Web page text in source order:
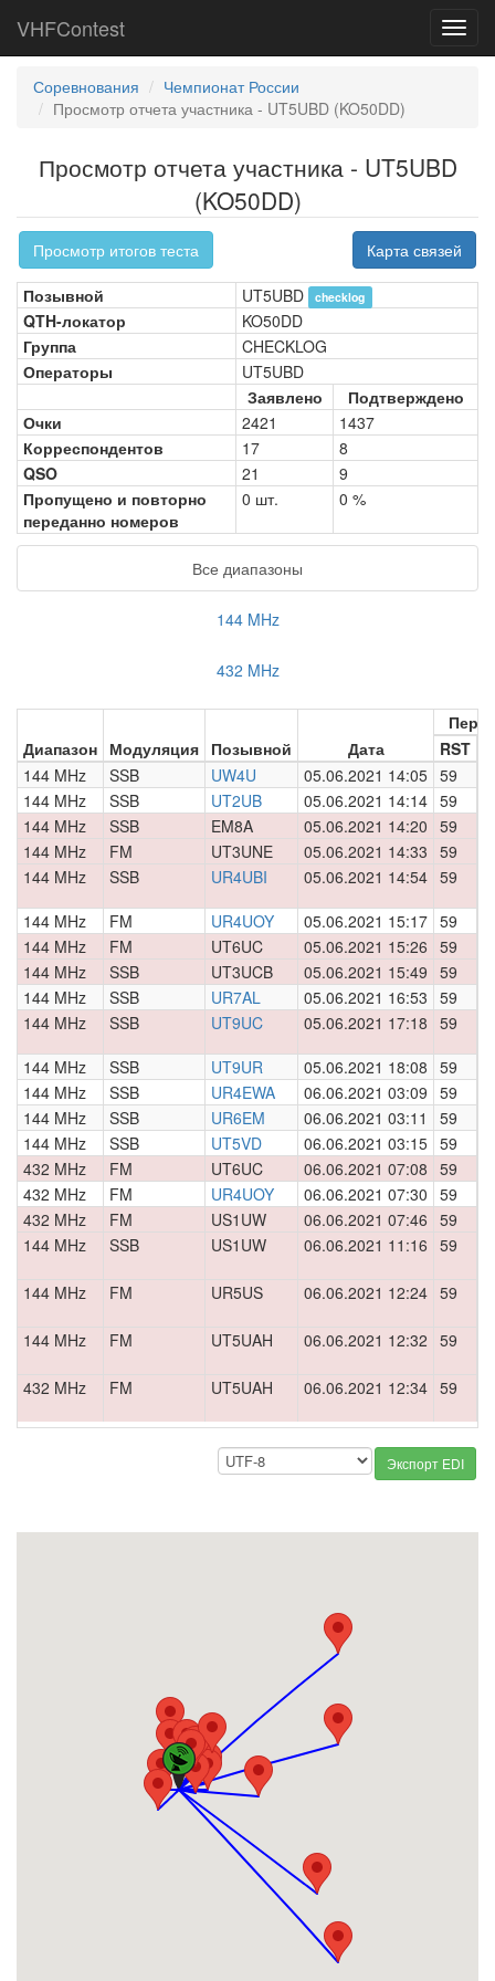
VHFContest
Соревнования
Чемпионат России
Просмотр отчета участника - UT5UBD (KO50DD)
Просмотр отчета участника - UT5UBD
(KO50DD)
Просмотр итогов теста Карта связей
Позывной UT5UBD checklog
QTH-локатор
KO50DD
Группа
CHECKLOG
Операторы
UT5UBD
Заявлено
Подтверждено
Очки
2421
1437
Корреспондентов
17
8
QSO
21
9
Пропущено и повторно
переданно номеров
0 шт. 0 %
Все диапазоны
144 MHz
432 MHz
Диапазон Модуляция Позывной Дата
RST
144 MHz
SSB UW4U 05.06.2021 14:05 59
144 MHz
SSB UT2UB 05.06.2021 14:14 59
144 MHz
SSB EM8A 05.06.2021 14:20 59
144 MHz
FM UT3UNE 05.06.2021 14:33 59
144 MHz
SSB UR4UBI 05.06.2021 14:54 59
144 MHz
FM UR4UOY 05.06.2021 15:17 59
144 MHz
FM UT6UC 05.06.2021 15:26 59
144 MHz
SSB UT3UCB 05.06.2021 15:49 59
144 MHz
SSB UR7AL 05.06.2021 16:53 59
144 MHz
SSB UT9UC 05.06.2021 17:18 59
144 MHz
SSB UT9UR 05.06.2021 18:08 59
144 MHz
SSB UR4EWA 06.06.2021 03:09 59
144 MHz
SSB UR6EM 06.06.2021 03:11 59
144 MHz
SSB UT5VD 06.06.2021 03:15 59
432 MHz
FM UT6UC 06.06.2021 07:08 59
432 MHz
FM UR4UOY 06.06.2021 07:30 59
432 MHz
FM US1UW 06.06.2021 07:46 59
144 MHz
SSB US1UW 06.06.2021 11:16 59
144 MHz FM UR5US 06.06.2021 12:24 59
144 MHz FM UT5UAH 06.06.2021 12:32 59
432 MHz FM UT5UAH 06.06.2021 12:34 59
Экспорт EDI